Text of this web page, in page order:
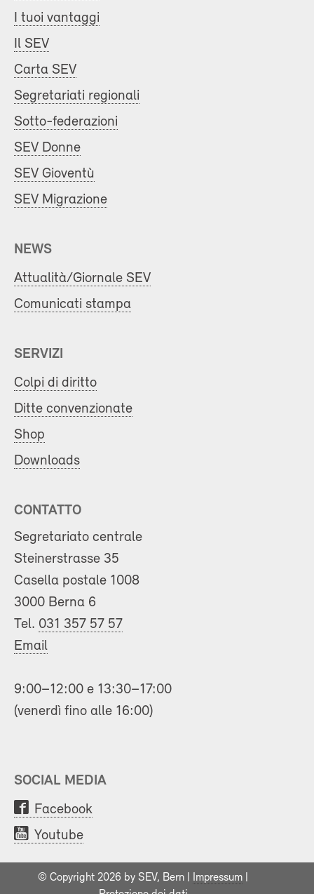
I tuoi vantaggi
Il SEV
Carta SEV
Segretariati regionali
Sotto-federazioni
SEV Donne
SEV Gioventù
SEV Migrazione
NEWS
Attualità/Giornale SEV
Comunicati stampa
SERVIZI
Colpi di diritto
Ditte convenzionate
Shop
Downloads
CONTATTO
Segretariato centrale
Steinerstrasse 35
Casella postale 1008
3000 Berna 6
Tel. 031 357 57 57
Email
9:00–12:00 e 13:30–17:00
(venerdì fino alle 16:00)
SOCIAL MEDIA
Facebook
Youtube
© Copyright 2026 by SEV, Bern | Impressum